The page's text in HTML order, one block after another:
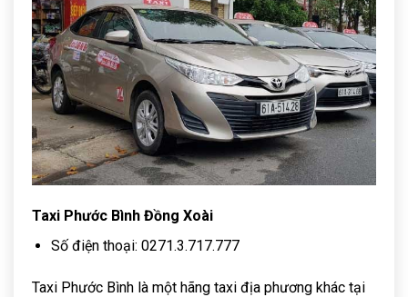
Taxi Phước Bình Đồng Xoài
Số điện thoại: 0271.3.717.777
Taxi Phước Bình là một hãng taxi địa phương khác tại